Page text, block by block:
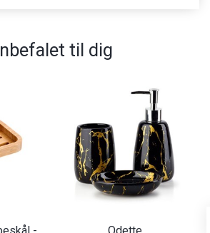
til dig
-
Odette